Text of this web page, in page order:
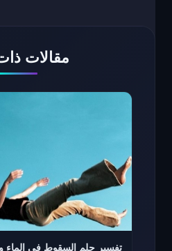
مقالات
تفسير حلم السقوط في الماء